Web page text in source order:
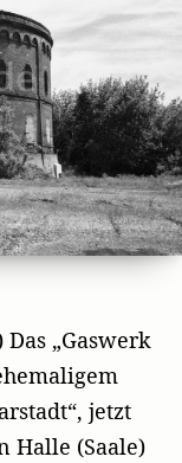
„Gaswerk
jetzt
Halle (Saale)